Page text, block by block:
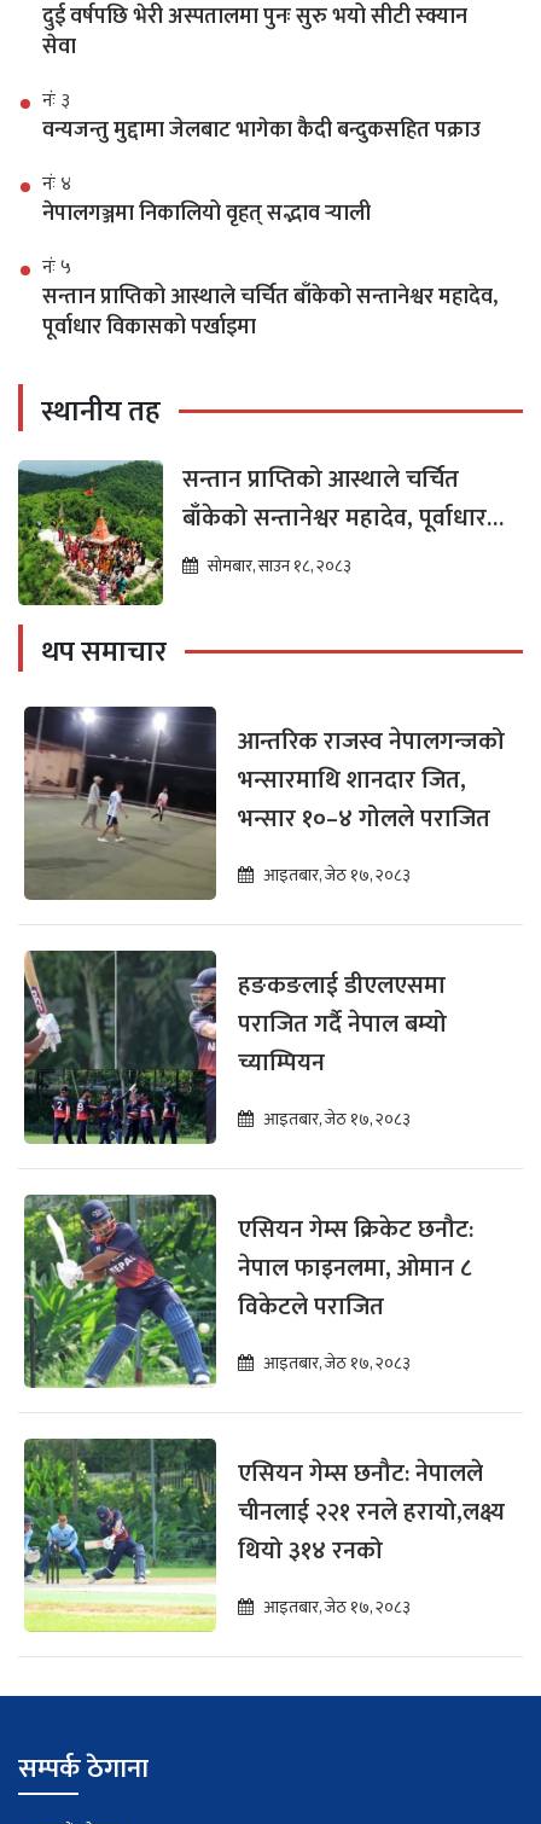
दुई वर्षपछि भेरी अस्पतालमा पुनः सुरु भयो सीटी स्क्यान
सेवा
नंः ३
वन्यजन्तु मुद्दामा जेलबाट भागेका कैदी बन्दुकसहित पक्राउ
नंः ४
नेपालगञ्जमा निकालियो वृहत् सद्भाव र्‍याली
नंः ५
सन्तान प्राप्तिको आस्थाले चर्चित बाँकेको सन्तानेश्वर महादेव,
पूर्वाधार विकासको पर्खाइमा
स्थानीय तह
सन्तान प्राप्तिको आस्थाले चर्चित
बाँकेको सन्तानेश्वर महादेव, पूर्वाधार
विकासको पर्खाइमा
सोमबार, साउन १८, २०८३
थप समाचार
आन्तरिक राजस्व नेपालगन्जको
भन्सारमाथि शानदार जित,
भन्सार १०–४ गोलले पराजित
आइतबार, जेठ १७, २०८३
हङकङलाई डीएलएसमा
पराजित गर्दै नेपाल बम्यो
च्याम्पियन
आइतबार, जेठ १७, २०८३
एसियन गेम्स क्रिकेट छनौट:
नेपाल फाइनलमा, ओमान ८
विकेटले पराजित
आइतबार, जेठ १७, २०८३
एसियन गेम्स छनौट: नेपालले
चीनलाई २२१ रनले हरायो,लक्ष्य
थियो ३१४ रनको
आइतबार, जेठ १७, २०८३
सम्पर्क ठेगाना